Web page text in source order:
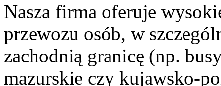
Nasza firma oferuje
przewozu osób, w
zachodnią granicę (np.
mazurskie czy kujawsko-